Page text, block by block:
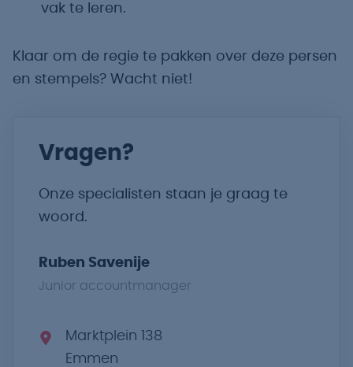
vak te leren.
Klaar om de regie te pakken over deze persen
en stempels? Wacht niet!
Vragen?
Onze specialisten staan je graag te
woord.
Ruben Savenije
Junior accountmanager
Marktplein 138
Emmen